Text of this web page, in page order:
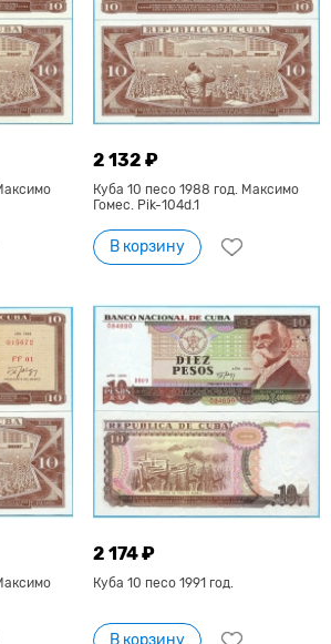
2 132 ₽
Куба 10 песо 1988 год. Максимо
Гомес. Pik-104d.1
В корзину
2 174 ₽
Куба 10 песо 1991 год.
В корзину